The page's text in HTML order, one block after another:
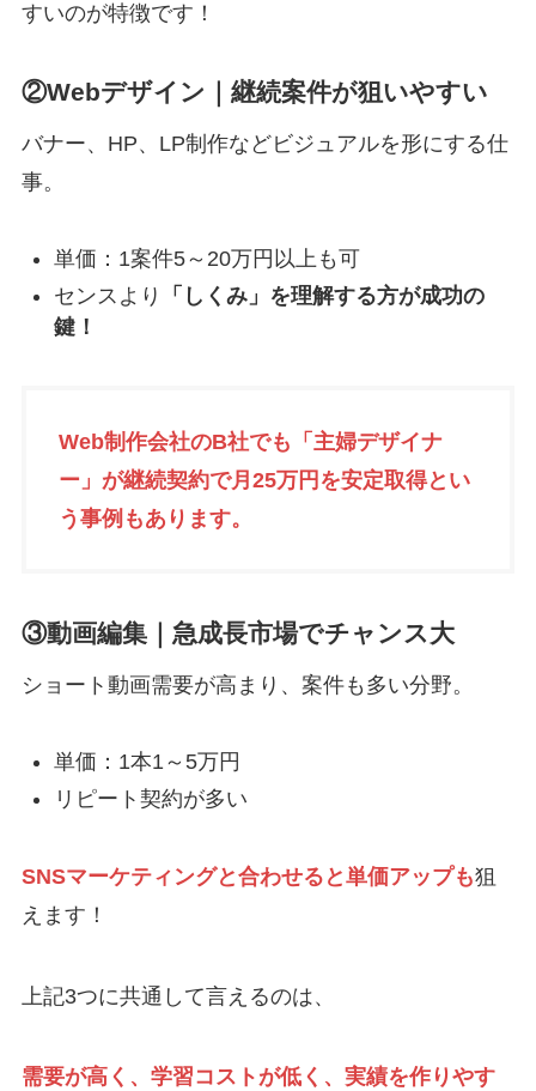
すいのが特徴です！
②Webデザイン｜継続案件が狙いやすい
バナー、HP、LP制作などビジュアルを形にする仕
事。
単価：1案件5～20万円以上も可
センスより
「しくみ」を理解する方が成功の
鍵！
Web制作会社のB社でも「主婦デザイナ
ー」が継続契約で月25万円を安定取得とい
う事例もあります。
③動画編集｜急成長市場でチャンス大
ショート動画需要が高まり、案件も多い分野。
単価：1本1～5万円
リピート契約が多い
SNSマーケティングと合わせると単価アップも狙
えます！
上記3つに共通して言えるのは、
需要が高く、学習コストが低く、実績を作りやす